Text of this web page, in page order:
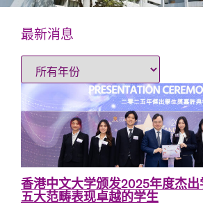
学生事务处
最新消息
最新消息
香港中文大学颁发2025年度杰
五大范畴表现卓越的学生